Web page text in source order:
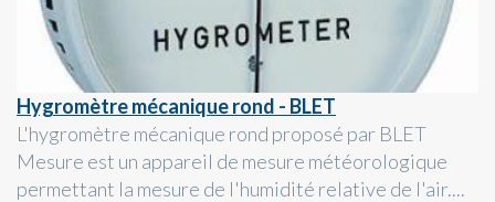
Hygromètre mécanique rond - BLET
L'hygromètre mécanique rond proposé par BLET
Mesure est un appareil de mesure météorologique
permettant la mesure de l'humidité relative de l'air....